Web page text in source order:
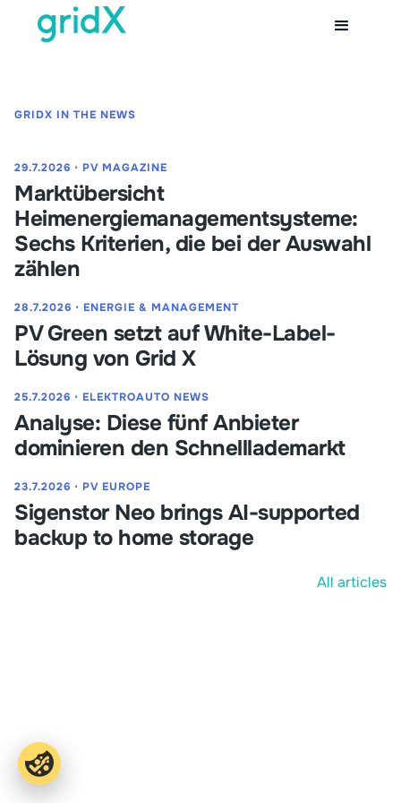
GRIDX IN THE NEWS
29.7.2026 ⋅ PV MAGAZINE
Marktübersicht
Heimenergiemanagementsysteme:
Sechs Kriterien, die bei der Auswahl
zählen
28.7.2026 ⋅ ENERGIE & MANAGEMENT
PV Green setzt auf White-Label-
Lösung von Grid X
25.7.2026 ⋅ ELEKTROAUTO NEWS
Analyse: Diese fünf Anbieter
dominieren den Schnelllademarkt
23.7.2026 ⋅ PV EUROPE
Sigenstor Neo brings AI-supported
backup to home storage
All articles